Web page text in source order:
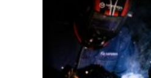
mere magt over
hverdagen. Når drikkeriet
begynder at styre
beslut...